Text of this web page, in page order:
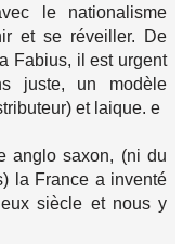
le nationalisme
et se réveiller. De
Fabius, il est urgent
juste, un modèle
et laique. e
anglo saxon, (ni du
la France a inventé
siècle et nous y